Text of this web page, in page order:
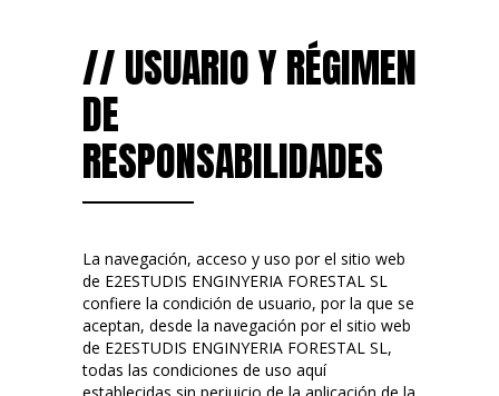
// USUARIO Y RÉGIMEN
DE
RESPONSABILIDADES
La navegación, acceso y uso por el sitio web
de E2ESTUDIS ENGINYERIA FORESTAL SL
confiere la condición de usuario, por la que se
aceptan, desde la navegación por el sitio web
de E2ESTUDIS ENGINYERIA FORESTAL SL,
todas las condiciones de uso aquí